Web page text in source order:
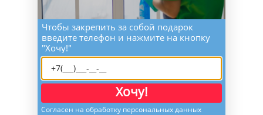
Чтобы закрепить за собой подарок
введите телефон и нажмите на кнопку
"Хочу!"
Хочу!
Согласен на обработку персональных данных